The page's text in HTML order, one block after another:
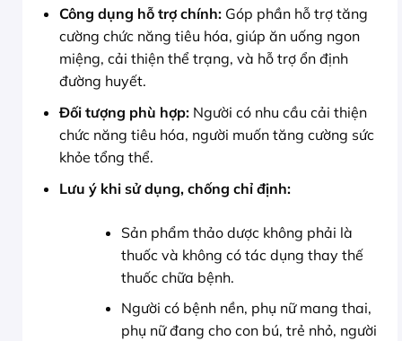
Công dụng hỗ trợ chính:Góp phần hỗ trợ tăng
cường chức năng tiêu hóa, giúp ăn uống ngon
miệng, cải thiện thể trạng, và hỗ trợ ổn định
đường huyết.
Đối tượng phù hợp:Người có nhu cầu cải thiện
chức năng tiêu hóa, người muốn tăng cường sức
khỏe tổng thể.
Lưu ý khi sử dụng, chống chỉ định:
Sản phẩm thảo dược không phải là
thuốc và không có tác dụng thay thế
thuốc chữa bệnh.
Người có bệnh nền, phụ nữ mang thai,
phụ nữ đang cho con bú, trẻ nhỏ, người